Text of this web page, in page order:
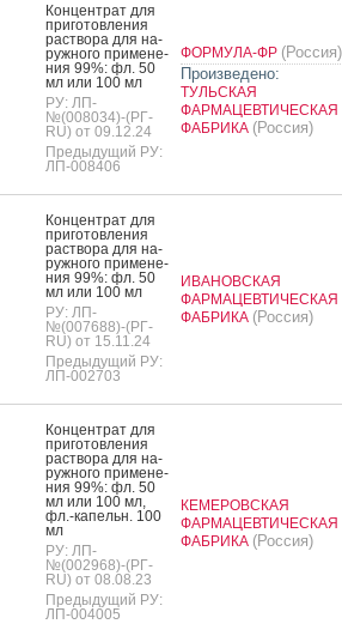
Кон­цен­трат для
при­готов­ле­ния
рас­тво­ра для на­
руж­но­го при­мене­
ния 99%: фл. 50
мл или 100 мл
РУ: ЛП-
№(008034)-(РГ-
RU) от 09.12.24
Предыдущий РУ:
ЛП-008406
ФОРМУЛА-ФР (Россия)
Произведено:
ТУЛЬСКАЯ
ФАРМАЦЕВТИЧЕСКАЯ
ФАБРИКА (Россия)
Кон­цен­трат для
при­готов­ле­ния
рас­тво­ра для на­
руж­но­го при­мене­
ния 99%: фл. 50
мл или 100 мл
РУ: ЛП-
№(007688)-(РГ-
RU) от 15.11.24
Предыдущий РУ:
ЛП-002703
ИВАНОВСКАЯ
ФАРМАЦЕВТИЧЕСКАЯ
ФАБРИКА (Россия)
Кон­цен­трат для
при­готов­ле­ния
рас­тво­ра для на­
руж­но­го при­мене­
ния 99%: фл. 50
мл или 100 мл,
фл.-ка­пельн. 100
мл
РУ: ЛП-
№(002968)-(РГ-
RU) от 08.08.23
Предыдущий РУ:
ЛП-004005
КЕМЕРОВСКАЯ
ФАРМАЦЕВТИЧЕСКАЯ
ФАБРИКА (Россия)